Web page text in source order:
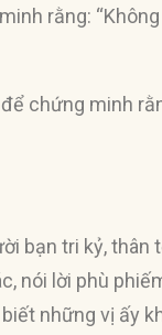
rằng:
chứng minh
bạn tri kỷ,
nói lời phù
những vị ấy